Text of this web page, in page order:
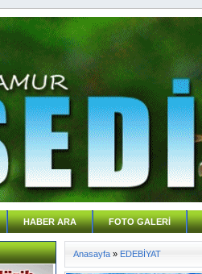
HABER ARA FOTO GALERİ
Anasayfa » EDEBİYAT